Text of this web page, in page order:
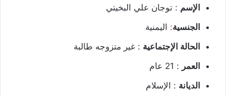
الإسم : توجان علي البخيتي
الجنسية: اليمنية
الحالة الإجتماعية : غير متزوجه طالبة
العمر : 21 عام
الديانة : الإسلام